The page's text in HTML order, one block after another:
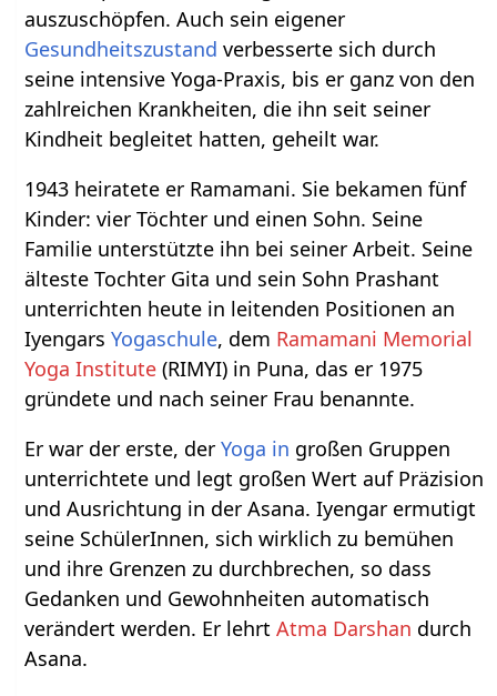
auszuschöpfen. Auch sein eigener
Gesundheitszustand verbesserte sich durch
seine intensive Yoga-Praxis, bis er ganz von den
zahlreichen Krankheiten, die ihn seit seiner
Kindheit begleitet hatten, geheilt war.
1943 heiratete er Ramamani. Sie bekamen fünf
Kinder: vier Töchter und einen Sohn. Seine
Familie unterstützte ihn bei seiner Arbeit. Seine
älteste Tochter Gita und sein Sohn Prashant
unterrichten heute in leitenden Positionen an
IyengarsYogaschule, dem Ramamani Memorial
Yoga Institute (RIMYI) in Puna, das er 1975
gründete und nach seiner Frau benannte.
Er war der erste, derYoga in großen Gruppen
unterrichtete und legt großen Wert auf Präzision
und Ausrichtung in der Asana. Iyengar ermutigt
seine SchülerInnen, sich wirklich zu bemühen
und ihre Grenzen zu durchbrechen, so dass
Gedanken und Gewohnheiten automatisch
verändert werden. Er lehrtAtma Darshan durch
Asana.